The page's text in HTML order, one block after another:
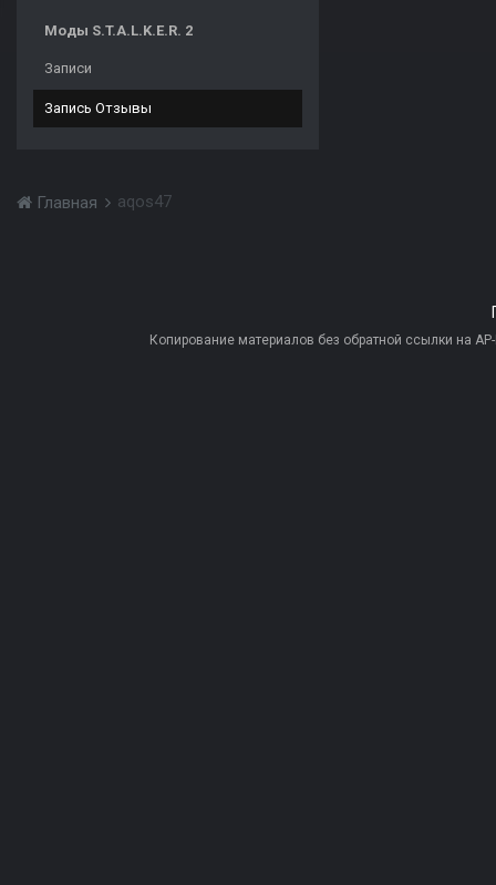
Моды S.T.A.L.K.E.R. 2
Записи
Запись Отзывы
Главная aqos47
Копирование материалов без обратной ссылки на